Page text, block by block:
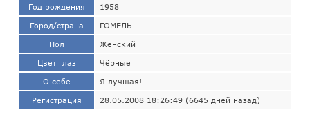
Год рождения 1958
Город/страна ГОМЕЛЬ
Пол Женский
Цвет глаз Чёрные
О себе Я лучшая!
Регистрация 28.05.2008 18:26:49 (6645 дней назад)